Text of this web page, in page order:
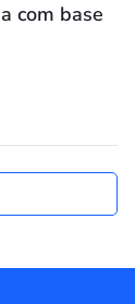
com base